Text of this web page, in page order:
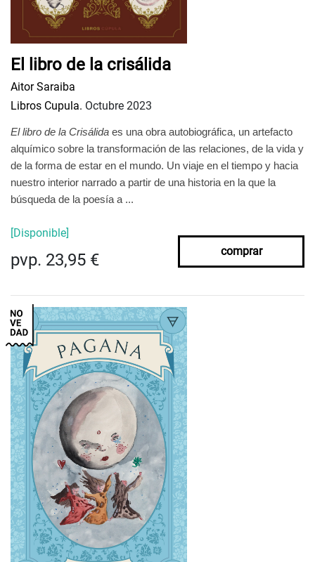
El libro de la crisálida
Aitor Saraiba
Libros Cupula. Octubre 2023
El libro de la Crisálida es una obra autobiográfica, un artefacto
alquímico sobre la transformación de las relaciones, de la vida y
de la forma de estar en el mundo. Un viaje en el tiempo y hacia
nuestro interior narrado a partir de una historia en la que la
búsqueda de la poesía a ...
[Disponible]
pvp. 23,95 € comprar